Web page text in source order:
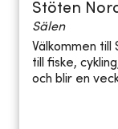
Stöten
Sälen
Välkommen till
till fiske,
och blir en